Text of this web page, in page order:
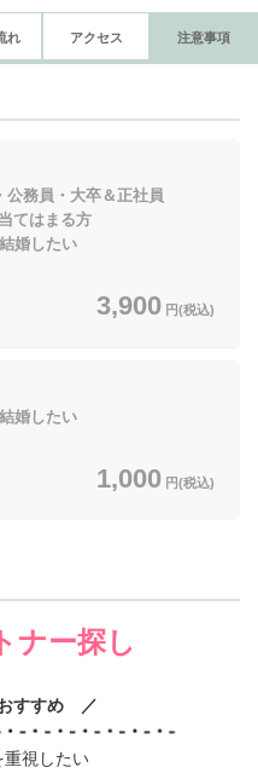
れ アクセス 注意事項
務員・大卒＆正社員
まる方
婚したい
3,900 円(税込)
婚したい
1,000 円(税込)
ナー探し
すすめ ／
視したい